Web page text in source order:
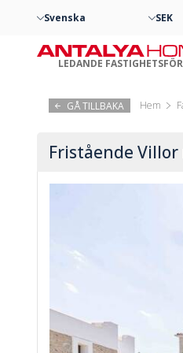
GÅ TILLBAKA Hem
Fristående
Svenska SEK
LEDANDE